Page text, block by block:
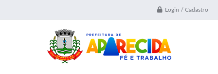
Login / Cadastro